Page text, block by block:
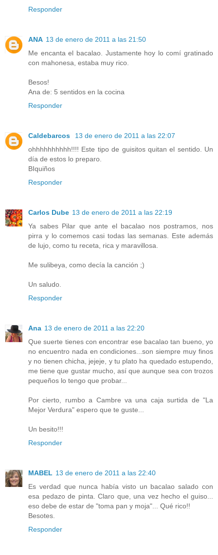
Responder
ANA 13 de enero de 2011 a las 21:50
Me encanta el bacalao. Justamente hoy lo comí gratinado
con mahonesa, estaba muy rico.
Besos!
Ana de: 5 sentidos en la cocina
Responder
Caldebarcos
13 de enero de 2011 a las 22:07
ohhhhhhhhhh!!!! Este tipo de guisitos quitan el sentido. Un
día de estos lo preparo.
BIquiños
Responder
Carlos Dube 13 de enero de 2011 a las 22:19
Ya sabes Pilar que ante el bacalao nos postramos, nos
pirra y lo comemos casi todas las semanas. Este además
de lujo, como tu receta, rica y maravillosa.
Me sulibeya, como decía la canción ;)
Un saludo.
Responder
Ana 13 de enero de 2011 a las 22:20
Que suerte tienes con encontrar ese bacalao tan bueno, yo
no encuentro nada en condiciones...son siempre muy finos
y no tienen chicha, jejeje, y tu plato ha quedado estupendo,
me tiene que gustar mucho, así que aunque sea con trozos
pequeños lo tengo que probar...
Por cierto, rumbo a Cambre va una caja surtida de "La
Mejor Verdura" espero que te guste...
Un besito!!!
Responder
MABEL 13 de enero de 2011 a las 22:40
Es verdad que nunca había visto un bacalao salado con
esa pedazo de pinta. Claro que, una vez hecho el guiso...
eso debe de estar de "toma pan y moja"... Qué rico!!
Besotes.
Responder